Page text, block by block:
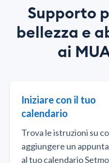
Supporto
bellezza e
ai
Iniziare con il tuo
calendario
Trova le istruzioni su
aggiungere un
al tuo calendario